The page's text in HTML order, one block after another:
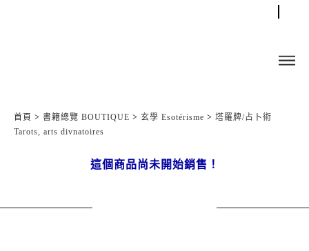
首頁 > 書籍總覽 BOUTIQUE > 玄學 Esotérisme > 塔羅牌/占卜術
Tarots, arts divnatoires
這個商品尚未開始銷售！